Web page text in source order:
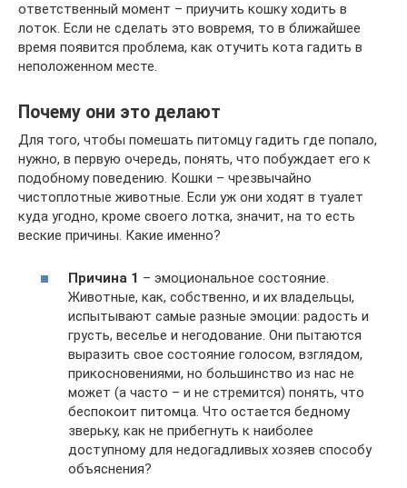
ответственный момент – приучить кошку ходить в
лоток. Если не сделать это вовремя, то в ближайшее
время появится проблема, как отучить кота гадить в
неположенном месте.
Почему они это делают
Для того, чтобы помешать питомцу гадить где попало,
нужно, в первую очередь, понять, что побуждает его к
подобному поведению. Кошки – чрезвычайно
чистоплотные животные. Если уж они ходят в туалет
куда угодно, кроме своего лотка, значит, на то есть
веские причины. Какие именно?
Причина 1 – эмоциональное состояние.
Животные, как, собственно, и их владельцы,
испытывают самые разные эмоции: радость и
грусть, веселье и негодование. Они пытаются
выразить свое состояние голосом, взглядом,
прикосновениями, но большинство из нас не
может (а часто – и не стремится) понять, что
беспокоит питомца. Что остается бедному
зверьку, как не прибегнуть к наиболее
доступному для недогадливых хозяев способу
объяснения?